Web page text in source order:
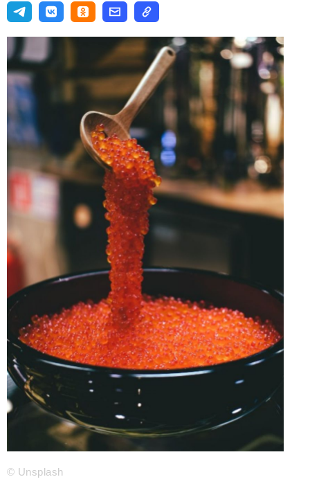
Туризм
ОПК
Эксперты
Авторские материалы
Видео
Телефон редакции:+7 495 727-01-67
Электронные почты редакции:
Информационный отдел
info@business-magazine.online
Отдел рекламы
reklama@business-magazine.online
Отдел распространения/редакционная подписка
podpiska@business-magazine.online
Отдел по работе с партнерами
partner@business-magazine.online
© Unsplash